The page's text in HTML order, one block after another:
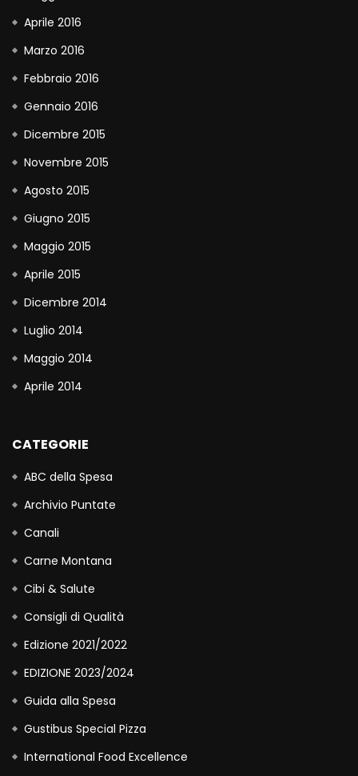
Aprile 2016
Marzo 2016
Febbraio 2016
Gennaio 2016
Dicembre 2015
Novembre 2015
Agosto 2015
Giugno 2015
Maggio 2015
Aprile 2015
Dicembre 2014
Luglio 2014
Maggio 2014
Aprile 2014
CATEGORIE
ABC della Spesa
Archivio Puntate
Canali
Carne Montana
Cibi & Salute
Consigli di Qualità
Edizione 2021/2022
EDIZIONE 2023/2024
Guida alla Spesa
Gustibus Special Pizza
International Food Excellence